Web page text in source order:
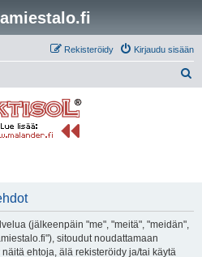
Kirjaudu sisään
Rekisteröidy
(jälkeenpäin "me", "meitä", "meidän",
sitoudut noudattamaan
ehtoja, älä rekisteröidy ja/tai käytä